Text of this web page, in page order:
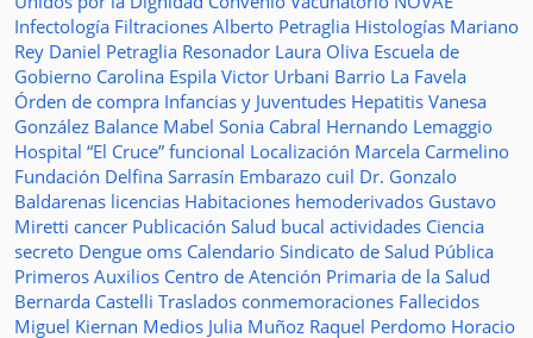
Infectología Filtraciones Alberto Petraglia Histologías Mariano
Rey Daniel Petraglia Resonador Laura Oliva Escuela de
Gobierno Carolina Espila Victor Urbani Barrio La Favela
Órden de compra Infancias y Juventudes Hepatitis Vanesa
González Balance Mabel Sonia Cabral Hernando Lemaggio
Hospital “El Cruce” funcional Localización Marcela Carmelino
Fundación Delfina Sarrasín Embarazo cuil Dr. Gonzalo
Baldarenas licencias Habitaciones hemoderivados Gustavo
Miretti cancer Publicación Salud bucal actividades Ciencia
secreto Dengue oms Calendario Sindicato de Salud Pública
Primeros Auxilios Centro de Atención Primaria de la Salud
Bernarda Castelli Traslados conmemoraciones Fallecidos
Miguel Kiernan Medios Julia Muñoz Raquel Perdomo Horacio